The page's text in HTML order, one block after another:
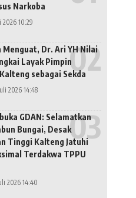
Narkoba
2026 10:29
Menguat, Dr. Ari YH Nilai
Layak Pimpin
sebagai Sekda
2026 14:48
GDAN: Selamatkan
Bungai, Desak
Tinggi Kalteng Jatuhi
Terdakwa TPPU
2026 14:40